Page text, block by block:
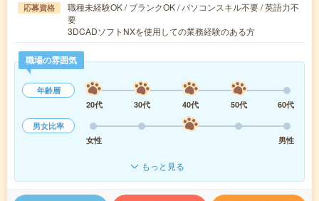
応募資格
職種未経験OK / ブランクOK / パソコンスキル不要 / 英語力不
要
3DCADソフトNXを使用しての業務経験のある方
職場の雰囲気
年齢層
20代
30代 40代 50代
60代
男女比率
女性
男性
もっと見る